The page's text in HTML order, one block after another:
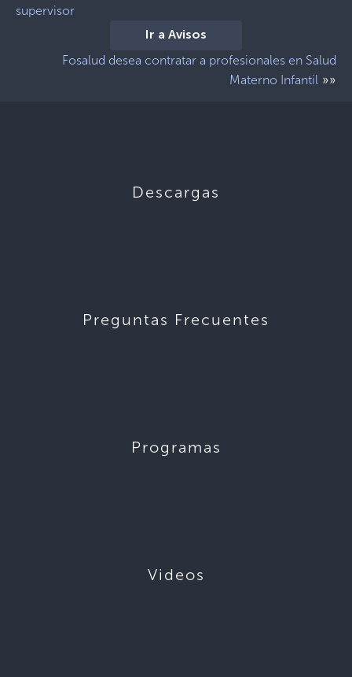
supervisor
Ir a Avisos
Fosalud desea contratar a profesionales en Salud
Materno Infantil »»
Descargas
Preguntas Frecuentes
Programas
Videos